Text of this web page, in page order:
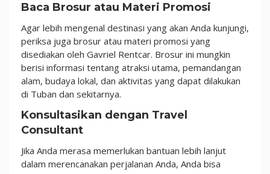
Baca Brosur atau Materi Promosi
Agar lebih mengenal destinasi yang akan Anda kunjungi,
periksa juga brosur atau materi promosi yang
disediakan oleh Gavriel Rentcar. Brosur ini mungkin
berisi informasi tentang atraksi utama, pemandangan
alam, budaya lokal, dan aktivitas yang dapat dilakukan
di Tuban dan sekitarnya.
Konsultasikan dengan Travel
Consultant
Jika Anda merasa memerlukan bantuan lebih lanjut
dalam merencanakan perjalanan Anda, Anda bisa